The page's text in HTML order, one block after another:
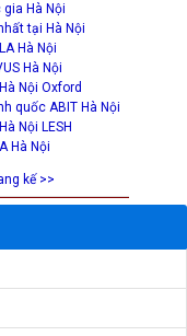
Hà Nội
tại Hà Nội
Hà Nội
Hà Nội
Nội Oxford
quốc ABIT Hà Nội
Nội LESH
Hà Nội
kế >>